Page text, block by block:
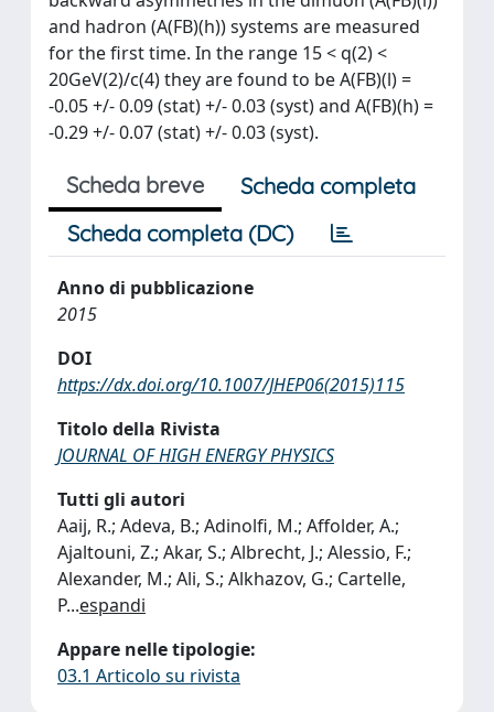
and hadron (A(FB)(h)) systems are measured
for the first time. In the range 15 < q(2) <
20GeV(2)/c(4) they are found to be A(FB)(l) =
-0.05 +/- 0.09 (stat) +/- 0.03 (syst) and A(FB)(h) =
-0.29 +/- 0.07 (stat) +/- 0.03 (syst).
Scheda breve
Scheda completa
Scheda completa (DC)
Anno di pubblicazione
2015
DOI
https://dx.doi.org/10.1007/JHEP06(2015)115
Titolo della Rivista
JOURNAL OF HIGH ENERGY PHYSICS
Tutti gli autori
Aaij, R.; Adeva, B.; Adinolfi, M.; Affolder, A.;
Ajaltouni, Z.; Akar, S.; Albrecht, J.; Alessio, F.;
Alexander, M.; Ali, S.; Alkhazov, G.; Cartelle,
P...espandi
Appare nelle tipologie:
03.1 Articolo su rivista